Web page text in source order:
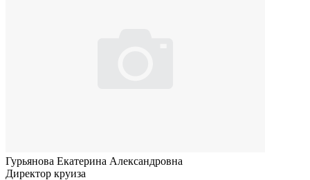
Гурьянова Екатерина Александровна
Директор круиза